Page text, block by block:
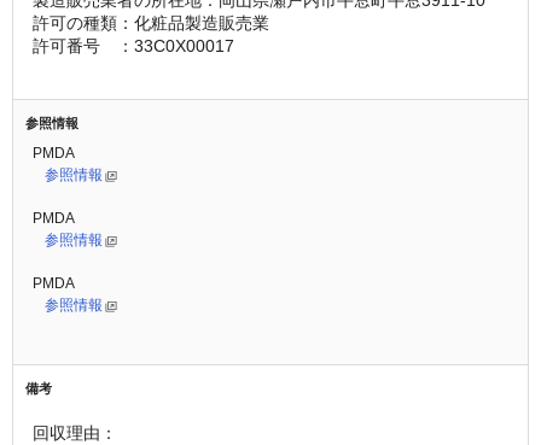
許可の種類：化粧品製造販売業
許可番号　：33C0X00017
参照情報
PMDA
参照情報
PMDA
参照情報
PMDA
参照情報
備考
回収理由：